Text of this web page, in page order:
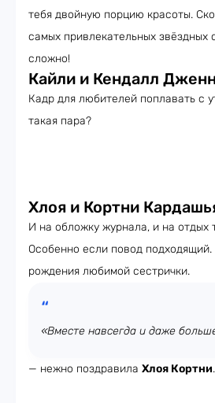
тебя двойную порцию красоты.
самых привлекательных звёздных
сложно!
Кайли и Кендалл
Кадр для любителей поплавать с
такая пара?
Хлоя и Кортни
И на обложку журнала, и на отдых
Особенно если повод
рождения любимой сестрички.
«Вместе навсегда и даже
— нежно поздравила Хлоя Кортни.